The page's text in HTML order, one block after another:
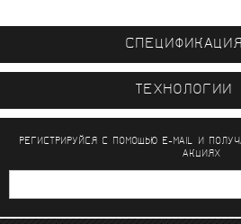
СПЕЦИФИКАЦИЯ
ТЕХНОЛОГИИ
РЕГИСТРИРУЙСЯ С ПОМОЩЬЮ E-MAIL И
АКЦИЯХ